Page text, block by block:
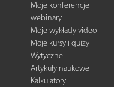
Moje konferencje i
webinary
Moje wykłady video
Moje kursy i quizy
Wytyczne
Artykuły naukowe
Kalkulatory